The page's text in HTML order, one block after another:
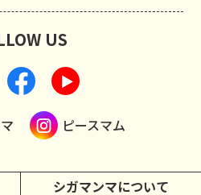
シガマンマについて
US
ピースマム